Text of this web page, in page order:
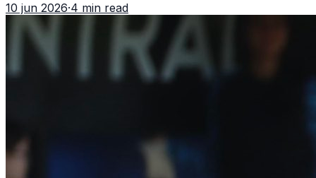
cobertura oficial difundida por CDAG.
10 jun 2026·4 min read